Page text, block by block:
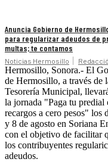
Anuncia Gobierno de
para regularizar adeudos de
multas; te contamos
Noticias Hermosillo
Hermosillo, Sonora.- El
de Hermosillo, a través de
Tesorería Municipal,
la jornada "Paga tu predial
recargos a cero pesos" los
y 8 de agosto en Soriana
con el objetivo de facilitar
los contribuyentes
adeudos.